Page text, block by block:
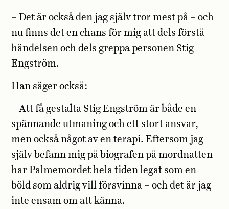
– Det är också den jag själv tror mest på – och
nu finns det en chans för mig att dels förstå
händelsen och dels greppa personen Stig
Engström.
Han säger också:
– Att få gestalta Stig Engström är både en
spännande utmaning och ett stort ansvar,
men också något av en terapi. Eftersom jag
själv befann mig på biografen på mordnatten
har Palmemordet hela tiden legat som en
böld som aldrig vill försvinna – och det är jag
inte ensam om att känna.